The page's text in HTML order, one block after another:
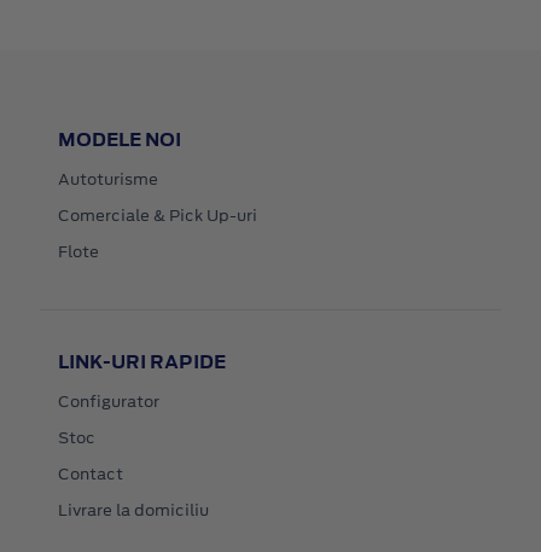
MODELE NOI
Autoturisme
Comerciale & Pick Up-uri
Flote
LINK-URI RAPIDE
Configurator
Stoc
Contact
Livrare la domiciliu